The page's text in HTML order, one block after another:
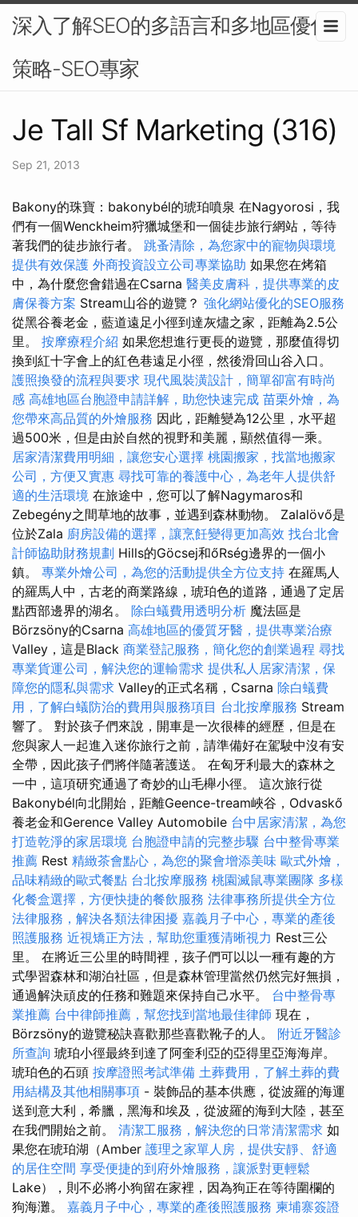
深入了解SEO的多語言和多地區優化
策略-SEO專家
Je Tall Sf Marketing (316)
Sep 21, 2013
Bakony的珠寶：bakonybél的琥珀噴泉 在Nagyorosi，我
們有一個Wenckheim狩獵城堡和一個徒步旅行網站，等待
著我們的徒步旅行者。 跳蚤清除，為您家中的寵物與環境
提供有效保護 外商投資設立公司專業協助 如果您在烤箱
中，為什麼您會錯過在Csarna 醫美皮膚科，提供專業的皮
膚保養方案 Stream山谷的遊覽？ 強化網站優化的SEO服務
從黑谷養老金，藍道遠足小徑到達灰燼之家，距離為2.5公
里。 按摩療程介紹 如果您想進行更長的遊覽，那麼值得切
換到紅十字會上的紅色巷遠足小徑，然後滑回山谷入口。
護照換發的流程與要求 現代風裝潢設計，簡單卻富有時尚
感 高雄地區台胞證申請詳解，助您快速完成 苗栗外燴，為
您帶來高品質的外燴服務 因此，距離變為12公里，水平超
過500米，但是由於自然的視野和美麗，顯然值得一乘。
居家清潔費用明細，讓您安心選擇 桃園搬家，找當地搬家
公司，方便又實惠 尋找可靠的養護中心，為老年人提供舒
適的生活環境 在旅途中，您可以了解Nagymaros和
Zebegény之間草地的故事，並遇到森林動物。 Zalalövő是
位於Zala 廚房設備的選擇，讓烹飪變得更加高效 找台北會
計師協助財務規劃 Hills的Göcsej和őRség邊界的一個小
鎮。 專業外燴公司，為您的活動提供全方位支持 在羅馬人
的羅馬人中，古老的商業路線，琥珀色的道路，通過了定居
點西部邊界的湖名。 除白蟻費用透明分析 魔法區是
Börzsöny的Csarna 高雄地區的優質牙醫，提供專業治療
Valley，這是Black 商業登記服務，簡化您的創業過程 尋找
專業貨運公司，解決您的運輸需求 提供私人居家清潔，保
障您的隱私與需求 Valley的正式名稱，Csarna 除白蟻費
用，了解白蟻防治的費用與服務項目 台北按摩服務 Stream
響了。 對於孩子們來說，開車是一次很棒的經歷，但是在
您與家人一起進入迷你旅行之前，請準備好在駕駛中沒有安
全帶，因此孩子們將伴隨著護送。 在匈牙利最大的森林之
一中，這項研究通過了奇妙的山毛櫸小徑。 這次旅行從
Bakonybél向北開始，距離Geence-tream峽谷，Odvaskő
養老金和Gerence Valley Automobile 台中居家清潔，為您
打造乾淨的家居環境 台胞證申請的完整步驟 台中整骨專業
推薦 Rest 精緻茶會點心，為您的聚會增添美味 歐式外燴，
品味精緻的歐式餐點 台北按摩服務 桃園滅鼠專業團隊 多樣
化餐盒選擇，方便快捷的餐飲服務 法律事務所提供全方位
法律服務，解決各類法律困擾 嘉義月子中心，專業的產後
照護服務 近視矯正方法，幫助您重獲清晰視力 Rest三公
里。 在將近三公里的時間裡，孩子們可以以一種有趣的方
式學習森林和湖泊社區，但是森林管理當然仍然完好無損，
通過解決頑皮的任務和難題來保持自己水平。 台中整骨專
業推薦 台中律師推薦，幫您找到當地最佳律師 現在，
Börzsöny的遊覽秘訣喜歡那些喜歡靴子的人。 附近牙醫診
所查詢 琥珀小徑最終到達了阿奎利亞的亞得里亞海海岸。
琥珀色的石頭 按摩證照考試準備 土葬費用，了解土葬的費
用結構及其他相關事項 - 裝飾品的基本供應，從波羅的海運
送到意大利，希臘，黑海和埃及，從波羅的海到大陸，甚至
在我們開始之前。 清潔工服務，解決您的日常清潔需求 如
果您在琥珀湖（Amber 護理之家單人房，提供安靜、舒適
的居住空間 享受便捷的到府外燴服務，讓派對更輕鬆
Lake），則不必將小狗留在家裡，因為狗正在等待圍欄的
狗海灘。 嘉義月子中心，專業的產後照護服務 柬埔寨簽證